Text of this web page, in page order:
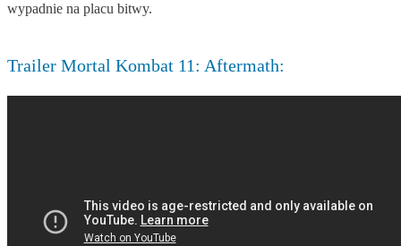
wypadnie na placu bitwy.
Trailer Mortal Kombat 11: Aftermath: